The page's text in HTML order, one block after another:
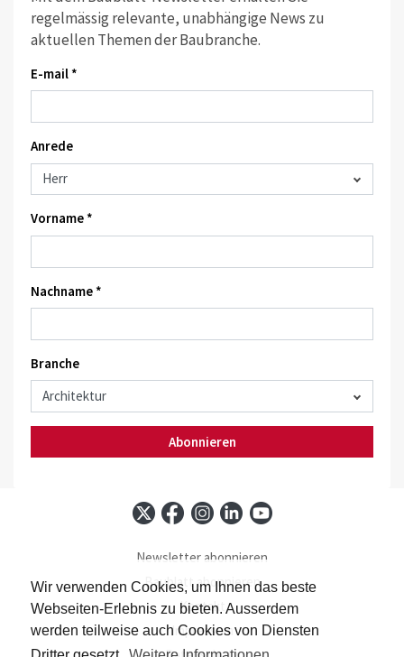
Wir verwenden Cookies, um Ihnen das beste
Webseiten-Erlebnis zu bieten. Ausserdem
werden teilweise auch Cookies von Diensten
regelmässig relevante, unabhängige News zu
aktuellen Themen der Baubranche.
E-mail *
Anrede
Vorname *
Nachname *
Branche
Abonnieren
Newsletter abonnieren
Baublatt abonnieren
Kontakt
Impressum